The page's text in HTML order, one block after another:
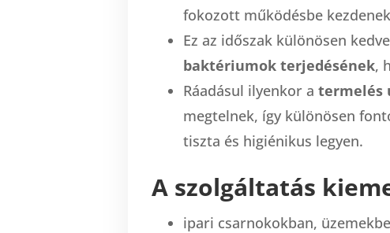
fokozott működésbe
Ez az időszak különösen
baktériumok terjedésének,
Ráadásul ilyenkor a termelés
megtelnek, így különösen
tiszta és higiénikus legyen.
A szolgáltatás
ipari csarnokokban,